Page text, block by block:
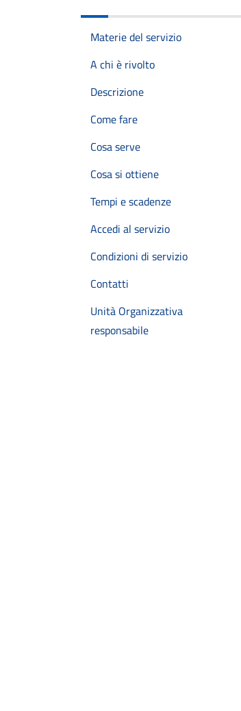
Materie del servizio
A chi è rivolto
Descrizione
Come fare
Cosa serve
Cosa si ottiene
Tempi e scadenze
Accedi al servizio
Condizioni di servizio
Contatti
Unità Organizzativa
responsabile